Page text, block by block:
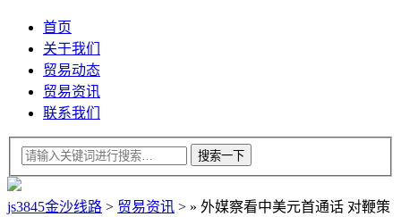
首页
关于我们
贸易动态
贸易资讯
联系我们
js3845金沙线路 > 贸易资讯 > » 外媒察看中美元首通话 对鞭策